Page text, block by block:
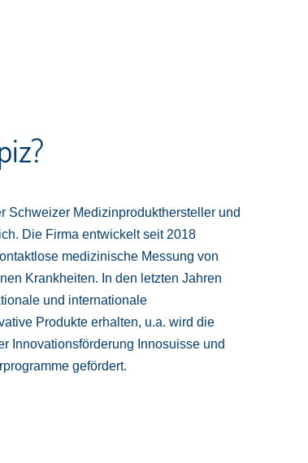
Schweizer Medizinprodukthersteller und
Die Firma entwickelt seit 2018
medizinische Messung von
Krankheiten. In den letzten Jahren
und internationale
Produkte erhalten, u.a. wird die
Innovationsförderung Innosuisse und
gefördert.